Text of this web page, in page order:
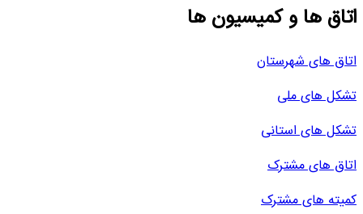
اتاق ها و کمیسیون ها
اتاق های شهرستان
تشکل های ملی
تشکل های استانی
اتاق های مشترک
کمیته های مشترک